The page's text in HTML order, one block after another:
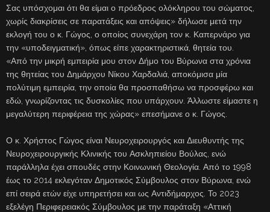
Σας υπόσχομαι ότι θα είμαι ο πρόεδρος ολόκληρου του σώματος,
χωρίς διακρίσεις σε παρατάξεις και απόψεις» δήλωσε μετά την
εκλογή του ο κ. Γώγος, ο οποίος συνεχάρη τον κ. Καπερνάρο για
την «υποδειγματική», όπως είπε χαρακτηριστικά, θητεία του.
«Από την μικρή εμπειρία μου στον Δήμο του Βύρωνα στα χρόνια
της θητείας του Δημάρχου Νίκου Χαρδαλιά, αποκόμισα μία
πολύτιμη εμπειρία, την οποία θα προσπαθήσω να προσφέρω και
εδώ, γνωρίζοντας τις δυσκολίες που υπάρχουν. Άλλωστε είμαστε η
μεγαλύτερη περιφέρεια της χώρας» επεσήμανε ο κ. Γώγος.
Ο κ. Χρήστος Γώγος είναι Νευροχειρουργός και Διευθυντής της
Νευροχειρουργικής Κλινικής του Ασκληπιείου Βούλας, ενώ
παράλληλα έχει σπουδές στην Κοινωνική Θεολογία. Από το 1998
έως το 2014 εκλεγόταν Δημοτικός Σύμβουλος στον Βύρωνα, ενώ
επί σειρά ετών είχε υπηρετήσει και ως Αντιδήμαρχος. Το 2023
εξελέγη Περιφερειακός Σύμβουλος με την παράταξη «Αττική